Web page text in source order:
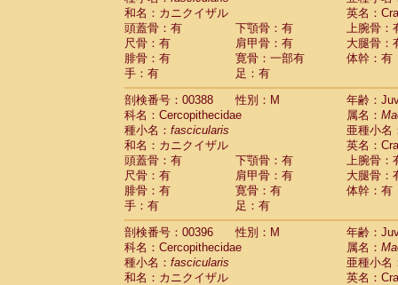
和名：カニクイザル
英名：
頭蓋骨：有
下顎骨：有
上腕骨：
尺骨：有
肩甲骨：有
大腿骨：
腓骨：有
寛骨：一部有
体幹：有
手：有
足：有
剖検番号：00388
性別：M
年齢：
科名：Cercopithecidae
属名：
種小名： fascicularis
亜種小名
和名：カニクイザル
英名：
頭蓋骨：有
下顎骨：有
上腕骨：
尺骨：有
肩甲骨：有
大腿骨：
腓骨：有
寛骨：有
体幹：有
手：有
足：有
剖検番号：00396
性別：M
年齢：
科名：Cercopithecidae
属名：
種小名： fascicularis
亜種小名
和名：カニクイザル
英名：